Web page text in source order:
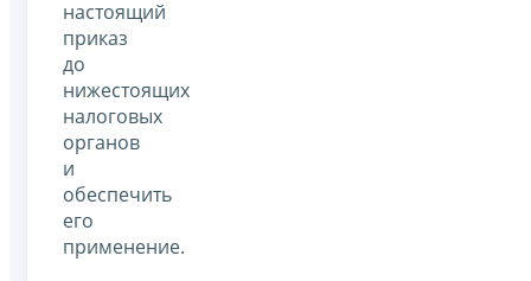
настоящий
приказ
до
нижестоящих
налоговых
органов
и
обеспечить
его
применение.